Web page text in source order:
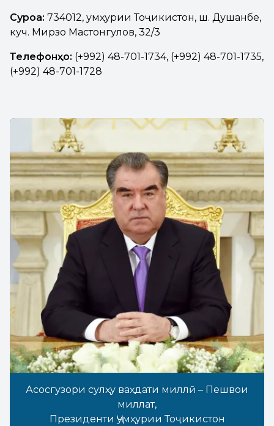
Суроға: 734012, Ҷумҳурии Тоҷикистон, ш. Душанбе,
куч. Мирзо Мастонгулов, 32/3
Телефонҳо: (+992) 48-701-1734, (+992) 48-701-1735,
(+992) 48-701-1728
Асосгузори сулҳу ваҳдати миллӣ – Пешвои
миллат,
Президенти Ҷумҳурии Тоҷикистон